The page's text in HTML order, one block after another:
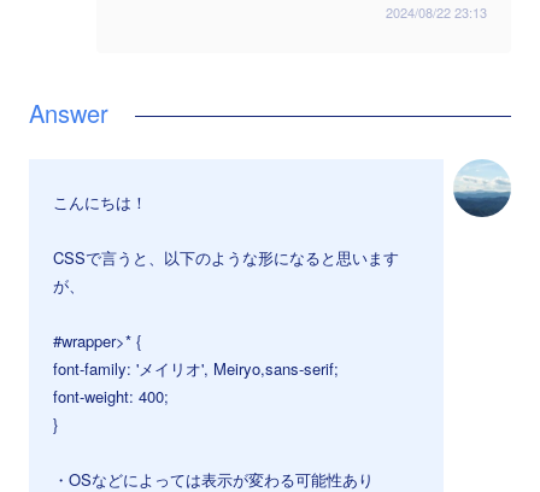
2024/08/22 23:13
こんにちは！
CSSで言うと、以下のような形になると思います
が、
#wrapper>* {
font-family: 'メイリオ', Meiryo,sans-serif;
font-weight: 400;
}
・OSなどによっては表示が変わる可能性あり